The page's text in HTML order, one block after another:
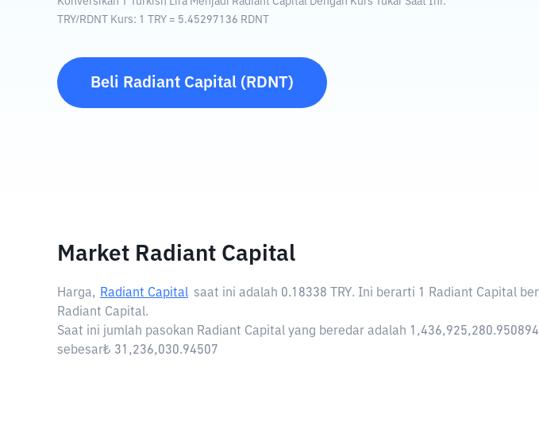
TRY/RDNT Kurs: 1 TRY = 5.45297136 RDNT
Beli Radiant Capital ( RDNT)
Market Radiant Capital
Harga, Radiant Capital saat ini adalah 0.18338 TRY. Ini berarti 1 Radiant Capital
Radiant Capital.
Saat ini jumlah pasokan Radiant Capital yang beredar adalah
sebesar₺ 31,236,030.94507